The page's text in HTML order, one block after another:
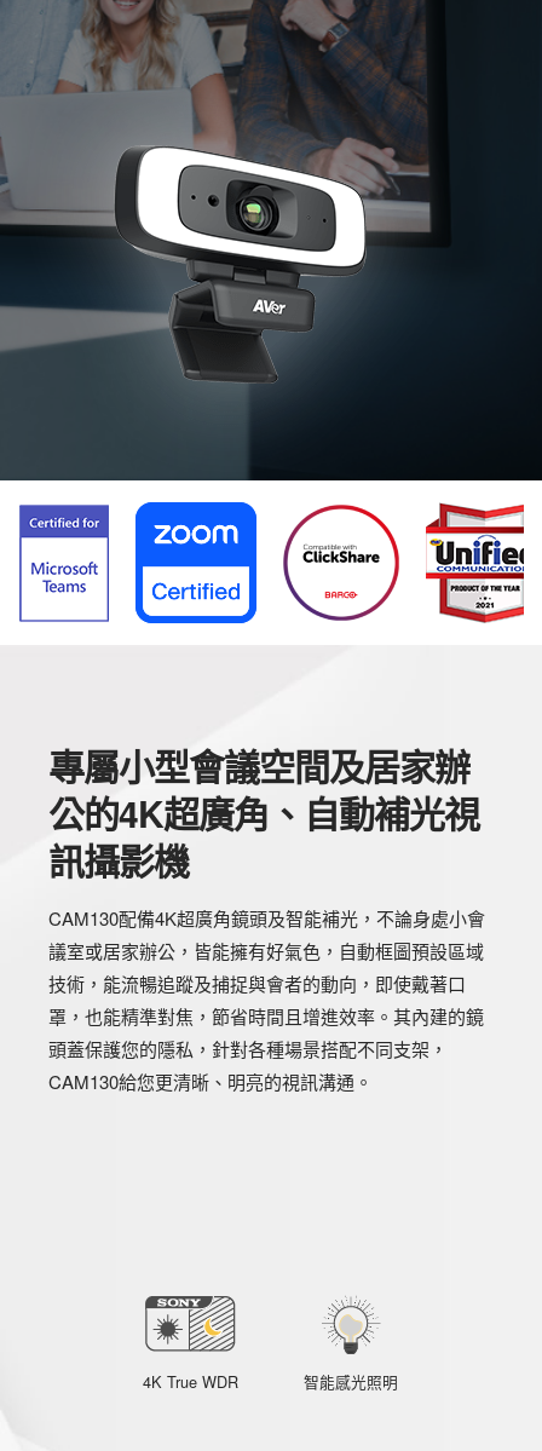
專屬小型會議空間及居家辦
公的4K超廣角、自動補光視
訊攝影機
CAM130配備4K超廣角鏡頭及智能補光，不論身處小會
議室或居家辦公，皆能擁有好氣色，自動框圖預設區域
技術，能流暢追蹤及捕捉與會者的動向，即使戴著口
罩，也能精準對焦，節省時間且增進效率。其內建的鏡
頭蓋保護您的隱私，針對各種場景搭配不同支架，
CAM130給您更清晰、明亮的視訊溝通。
4K True WDR 智能感光照明